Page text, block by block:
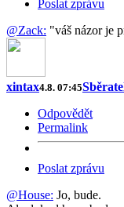
Poslat zprávu
@Zack: "váš názor je
xintax4.8. 07:45
Odpovědět
Permalink
Poslat zprávu
@House: Jo, bude.